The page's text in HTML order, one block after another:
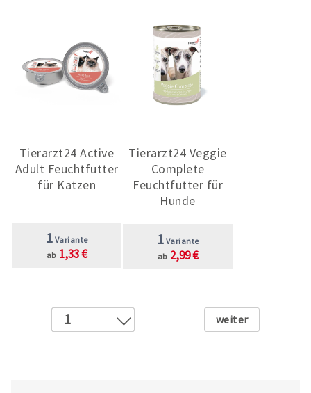
Tierarzt24 Active
Adult Feuchtfutter
für Katzen
1 Variante
ab 1,33 €
Tierarzt24 Veggie
Complete
Feuchtfutter für
Hunde
1 Variante
ab 2,99 €
1
Weiter